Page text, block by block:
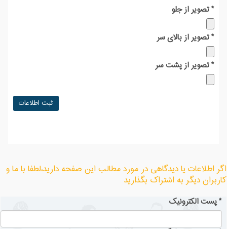
*تصویر از جلو
*تصویر از بالای سر
*تصویر از پشت سر
اگر اطلاعات یا دیدگاهی در مورد مطالب این صفحه دارید،لطفا با ما و
کاربران دیگر به اشتراک بگذارید
*پست الکترونیک